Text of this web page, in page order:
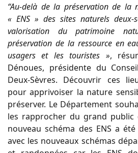
“Au-delà de la préservation de la
« ENS » des sites naturels
valorisation du patrimoine
préservation de la ressource en
usagers et les touristes »,
Dénoues, présidente du
Deux-Sèvres. Découvrir ces
pour apprivoiser la nature
préserver. Le Département
les rapprocher du grand public
nouveau schéma des ENS a
avec les nouveaux schémas